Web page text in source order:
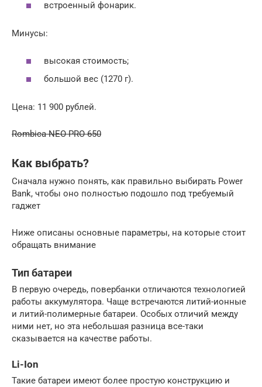
встроенный фонарик.
Минусы:
высокая стоимость;
большой вес (1270 г).
Цена: 11 900 рублей.
Rombica NEO PRO 650
Как выбрать?
Сначала нужно понять, как правильно выбирать Power
Bank, чтобы оно полностью подошло под требуемый
гаджет
Ниже описаны основные параметры, на которые стоит
обращать внимание
Тип батареи
В первую очередь, повербанки отличаются технологией
работы аккумулятора. Чаще встречаются литий-ионные
и литий-полимерные батареи. Особых отличий между
ними нет, но эта небольшая разница все-таки
сказывается на качестве работы.
Li-Ion
Такие батареи имеют более простую конструкцию и